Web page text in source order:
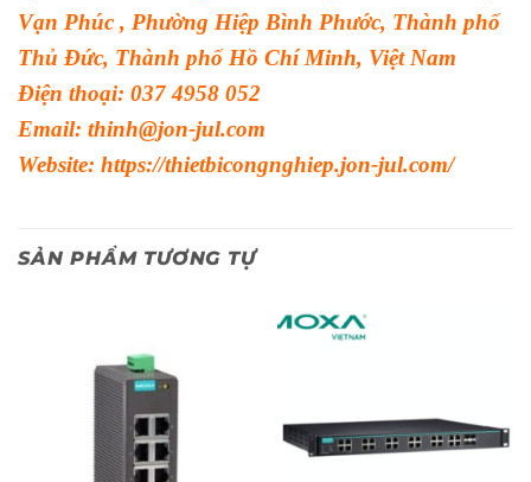
Vạn Phúc , Phường Hiệp Bình Phước, Thành phố
Thủ Đức, Thành phố Hồ Chí Minh, Việt Nam
Điện thoại: 037 4958 052
Email: thinh@jon-jul.com
Website: https://thietbicongnghiep.jon-jul.com/
SẢN PHẨM TƯƠNG TỰ